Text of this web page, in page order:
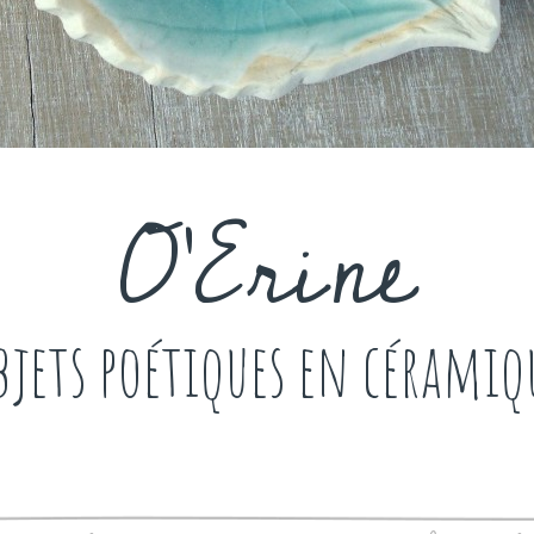
O'Erine
poétiques en